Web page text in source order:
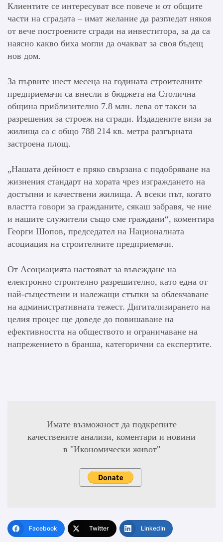
Клиентите се интересуват все повече и от общите
части на сградата – имат желание да разгледат някоя
от вече построените сгради на инвеститора, за да са
наясно какво биха могли да очакват за своя бъдещ
нов дом.
За първите шест месеца на годината строителните
предприемачи са внесли в бюджета на Столична
община приблизително 7.8 млн. лева от такси за
разрешения за строеж на сгради. Издадените визи за
жилища са с общо 788 214 кв. метра разгърната
застроена площ.
„Нашата дейност е пряко свързана с подобряване на
жизнения стандарт на хората чрез изграждането на
достъпни и качествени жилища. А всеки път, когато
властта говори за гражданите, сякаш забравя, че ние
и нашите служители също сме граждани“, коментира
Георги Шопов, председател на Националната
асоциация на строителните предприемачи.
От Асоциацията настояват за въвеждане на
електронно строително разрешително, като една от
най-съществени и належащи стъпки за облекчаване
на административната тежест. Дигитализирането на
целия процес ще доведе до повишаване на
ефективността на обществото и ограничаване на
напрежението в бранша, категорични са експертите.
Имате възможност да подкрепите
качествените анализи, коментари и новини
в "Икономически живот"
Facebook Twitter LinkedIn